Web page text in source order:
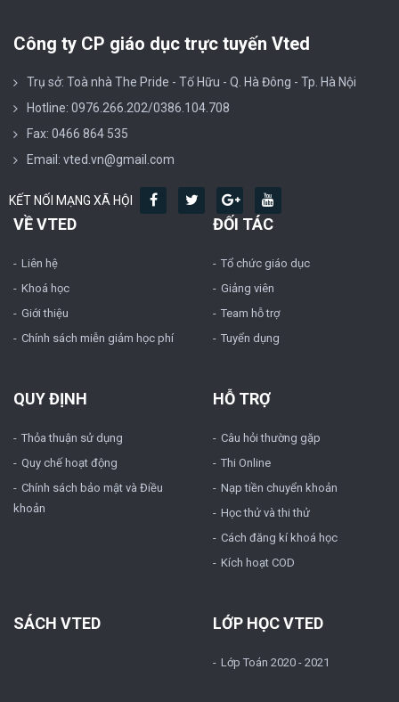
Công ty CP giáo dục trực tuyến Vted
Trụ sở: Toà nhà The Pride - Tố Hữu - Q. Hà Đông - Tp. Hà Nội
Hotline: 0976.266.202/0386.104.708
Fax: 0466 864 535
Email: vted.vn@gmail.com
KẾT NỐI MẠNG XÃ HỘI
VỀ VTED
Liên hệ
Khoá học
Giới thiệu
Chính sách miễn giảm học phí
ĐỐI TÁC
Tổ chức giáo dục
Giảng viên
Team hỗ trợ
Tuyển dụng
QUY ĐỊNH
Thỏa thuận sử dụng
Quy chế hoạt động
Chính sách bảo mật và Điều
khoản
HỖ TRỢ
Câu hỏi thường gặp
Thi Online
Nạp tiền chuyển khoản
Học thử và thi thử
Cách đăng kí khoá học
Kích hoạt COD
SÁCH VTED LỚP HỌC VTED
Lớp Toán 2020 - 2021